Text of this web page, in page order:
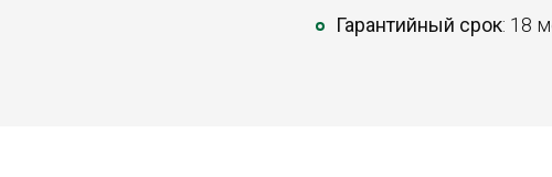
Гарантийный срок: 18